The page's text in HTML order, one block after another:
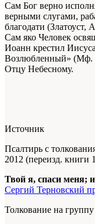
Сам Бог верно
верными слугами,
благодати
Сам яко Человек
Иоанн крестил
Возлюбленный» (Мф.
Отцу Небесному.
Источник
Псалтирь с
2012 (переизд. книги
Твой я, спаси меня;
Сергий Терновский
Толкование на группу